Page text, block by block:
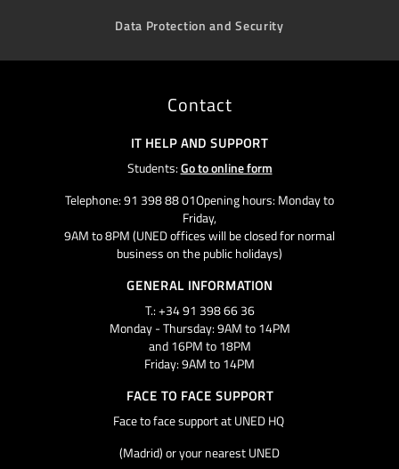
Data Protection and Security
Contact
IT HELP AND SUPPORT
Students:Go to online form
Telephone: 91 398 88 01Opening hours: Monday to
Friday,
9AM to 8PM (UNED offices will be closed for normal
business on the public holidays)
GENERAL INFORMATION
T.: +34 91 398 66 36
Monday - Thursday: 9AM to 14PM
and 16PM to 18PM
Friday: 9AM to 14PM
FACE TO FACE SUPPORT
Face to face support at UNED HQ
(Madrid) or your nearest UNED